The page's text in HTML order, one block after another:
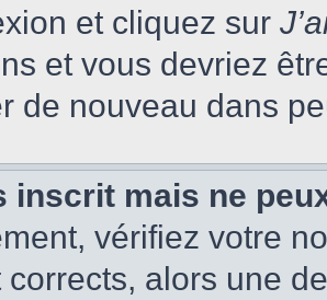
et cliquez sur
et vous devriez
de nouveau dans
inscrit mais ne
vérifiez votre
corrects, alors une